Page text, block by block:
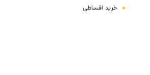
خرید اقساطی